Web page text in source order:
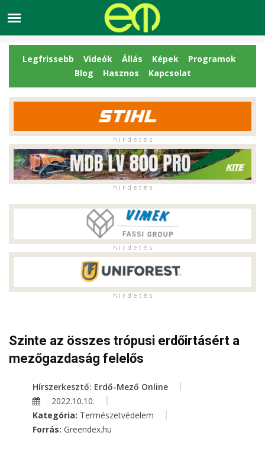
Legfrissebb Videók Állás Képek
Programok
Blog
Hasznos Kapcsolat
h i r d e t é s
h i r d e t é s
h i r d e t é s
h i r d e t é s
Szinte az összes trópusi erdőirtásért a
mezőgazdaság felelős
Hírszerkesztő: Erdő-Mező Online
2022.10.10.
Kategória: Természetvédelem
Forrás: Greendex.hu